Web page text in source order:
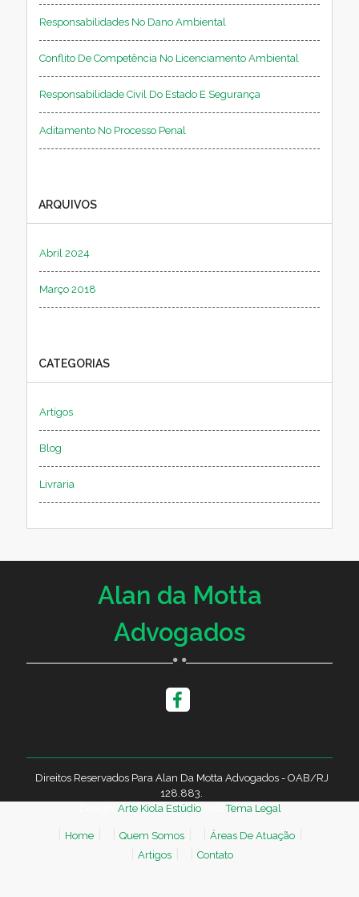
Responsabilidades No Dano Ambiental
Conflito De Competência No Licenciamento Ambiental
Responsabilidade Civil Do Estado E Segurança
Aditamento No Processo Penal
ARQUIVOS
Abril 2024
Março 2018
CATEGORIAS
Artigos
Blog
Livraria
Alan da Motta
Advogados
Direitos Reservados Para Alan Da Motta Advogados - OAB/RJ
128.883.
Arte Kiola Estúdio AndTema Legal
Home Quem Somos
Áreas De Atuação
Artigos
Contato